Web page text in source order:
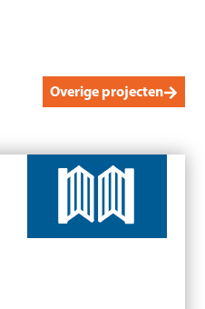
Overige projecten